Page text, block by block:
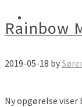
Rainbow
2019-05-18 by
Ny opgørelse